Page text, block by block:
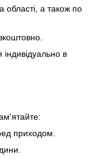
області, а також по
в
приходом.